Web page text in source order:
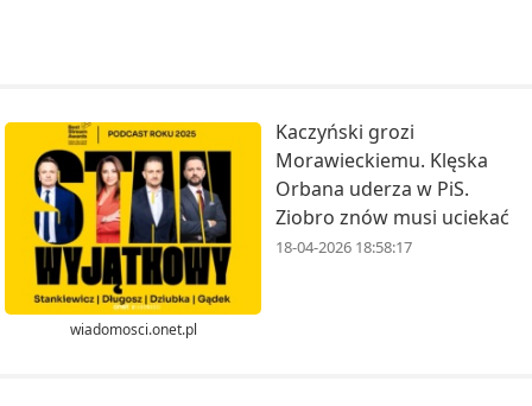
wiadomosci.onet.pl
Kaczyński grozi
Morawieckiemu. Klęska
Orbana uderza w PiS.
Ziobro znów musi uciekać
18-04-2026 18:58:17